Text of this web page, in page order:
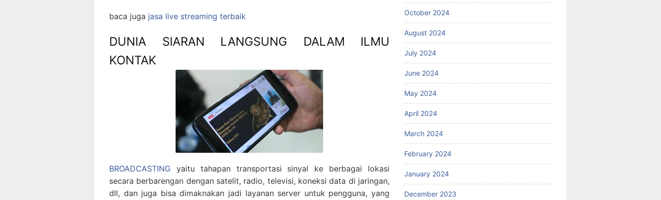
baca juga jasa live streaming terbaik
DUNIA SIARAN LANGSUNG DALAM ILMU
KONTAK
BROADCASTING yaitu tahapan transportasi sinyal ke berbagai lokasi
secara berbarengan dengan satelit, radio, televisi, koneksi data di jaringan,
dll, dan juga bisa dimaknakan jadi layanan server untuk pengguna, yang
October 2024
August 2024
July 2024
June 2024
May 2024
April 2024
March 2024
February 2024
January 2024
December 2023